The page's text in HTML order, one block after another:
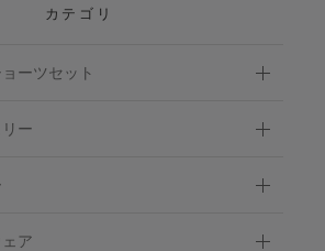
カテゴリ
ーツセット
ー
ア